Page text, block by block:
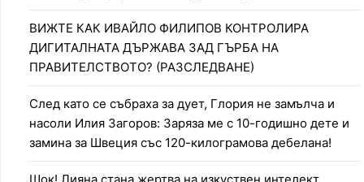
ВИЖТЕ КАК ИВАЙЛО ФИЛИПОВ КОНТРОЛИРА
ДИГИТАЛНАТА ДЪРЖАВА ЗАД ГЪРБА НА
ПРАВИТЕЛСТВОТО? (РАЗСЛЕДВАНЕ)
След като се събраха за дует, Глория не замълча и
насоли Илия Загоров: Заряза ме с 10-годишно дете и
замина за Швеция със 120-килограмова дебелана!